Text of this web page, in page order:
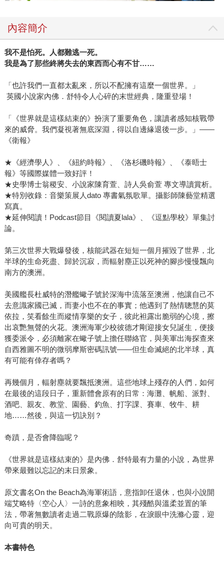
內容簡介
我不是怕死。人都難逃一死。
我是為了那些終將失去的東西而心有不甘……
「也許我們一直都太亂來，所以不配擁有這麼一個世界。」
英國小說家內佛．舒特令人心碎的末世經典，隆重登場！
「《世界就是這樣結束的》扮演了重要角色，讓讀者感知核戰帶
來的威脅。我們凝視著無底深淵，得以自邊緣退後一步。」——
《衛報》
★《經濟學人》、《紐約時報》、《洛杉磯時報》、《泰晤士
報》等國際媒體一致好評！
★史學博士翁稷安、小說家陳育萱、詩人吳俞萱 專文導讀賞析。
★特別收錄：音樂策展人dato 專書氣氛歌單。攝影師陳藝堂精選
寫真。
★延伸閱讀！Podcast節目《閱讀夏lala》、《逗點學校》單集討
論。
第三次世界大戰爆發後，核能武器在短短一個月摧毀了世界，北
半球的生命死盡、歸於沉寂，而輻射塵正以死神的腳步慢慢飄向
南方的澳洲。
美國艦長杜威特的潛艦蠍子號於深海中流落至澳洲，他讓自己不
去意識家國已滅，而妻小也不在的事實；他遇到了熱情聰慧的莫
依拉，笑看餘生而縱情享樂的女子，彼此袒露出脆弱的心境，擦
出哀艷無聲的火花。澳洲海軍少校彼德才剛迎接女兒誕生，便接
獲委派令，必須離家在蠍子號上擔任聯絡官，與美軍出海探查來
自西雅圖不明的微弱摩斯密碼訊號——但生命滅絕的北半球，真
有可能有倖存者嗎？
再幾個月，輻射塵就要飄抵澳洲。這些地球上殘存的人們，如何
在最後的這段日子，重新體會原有的日常：海灘、帆船、派對、
酒吧、親友、教堂、園藝、釣魚、打字課、賽車、牧牛、耕
地……然後，與這一切訣別？
奇蹟，是否會降臨呢？
《世界就是這樣結束的》是內佛．舒特最有力量的小說，為世界
帶來最難以忘記的末日景象。
原文書名On the Beach為海軍術語，意指卸任退休，也與小說開
端艾略特〈空心人〉一詩的意象相映，其殘酷與溫柔並置的筆
法，帶著無數讀者走過二戰原爆的陰影，在淚眼中洗滌心靈，迎
向可貴的明天。
本書特色